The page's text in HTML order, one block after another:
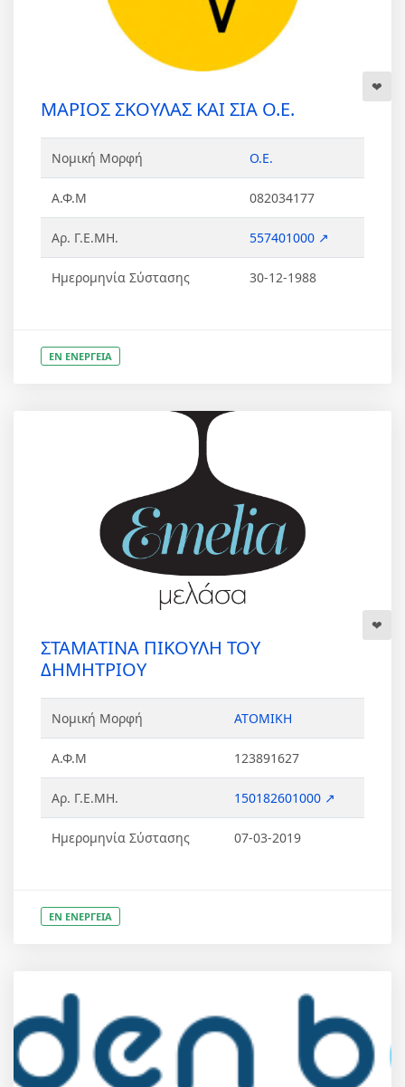
ΜΑΡΙΟΣ ΣΚΟΥΛΑΣ ΚΑΙ ΣΙΑ Ο.Ε.
Νομική Μορφή Ο.Ε.
Α.Φ.Μ 082034177
Αρ. Γ.Ε.ΜΗ. 557401000 ↗
Ημερομηνία Σύστασης 30-12-1988
ΕΝ ΕΝΕΡΓΕΙΑ
ΣΤΑΜΑΤΙΝΑ ΠΙΚΟΥΛΗ ΤΟΥ
ΔΗΜΗΤΡΙΟΥ
Νομική Μορφή ΑΤΟΜΙΚΗ
Α.Φ.Μ 123891627
Αρ. Γ.Ε.ΜΗ. 150182601000 ↗
Ημερομηνία Σύστασης 07-03-2019
ΕΝ ΕΝΕΡΓΕΙΑ